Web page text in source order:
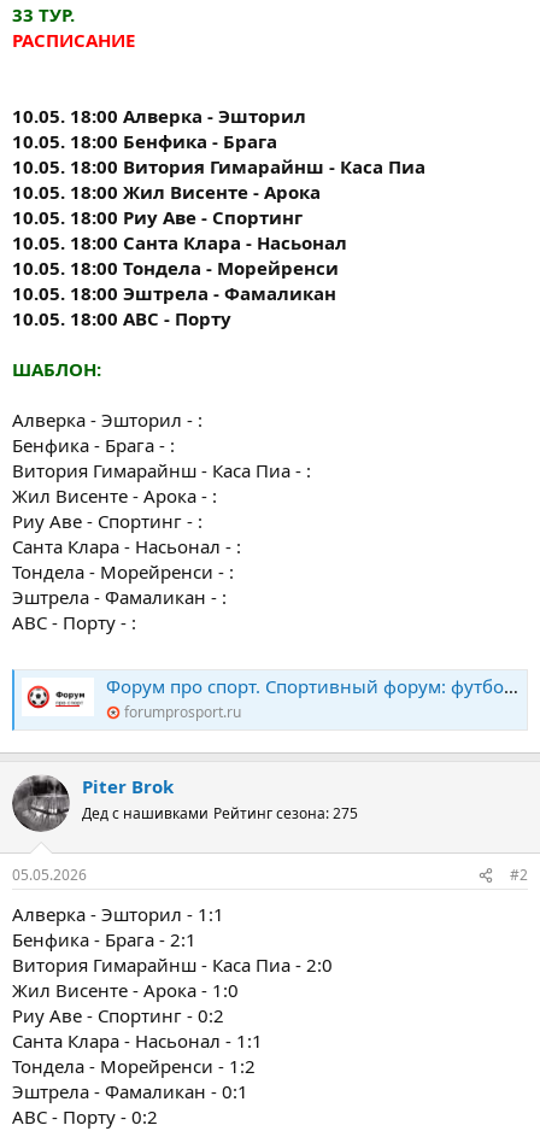
33 ТУР.
РАСПИСАНИЕ
10.05. 18:00 Алверка - Эшторил
10.05. 18:00 Бенфика - Брага
10.05. 18:00 Витория Гимарайнш - Каса Пиа
10.05. 18:00 Жил Висенте - Арока
10.05. 18:00 Риу Аве - Спортинг
10.05. 18:00 Санта Клара - Насьонал
10.05. 18:00 Тондела - Морейренси
10.05. 18:00 Эштрела - Фамаликан
10.05. 18:00 ABC - Порту
ШАБЛОН:
Алверка - Эшторил - :
Бенфика - Брага - :
Витория Гимарайнш - Каса Пиа - :
Жил Висенте - Арока - :
Риу Аве - Спортинг - :
Санта Клара - Насьонал - :
Тондела - Морейренси - :
Эштрела - Фамаликан - :
ABC - Порту - :
Форум про спорт. Спортивный форум: футбол, хоккей, биатлон, теннис. Конкурс прогнозов
forumprosport.ru
Piter Brok
Дед с нашивками Рейтинг сезона: 275
05.05.2026 #2
Алверка - Эшторил - 1:1
Бенфика - Брага - 2:1
Витория Гимарайнш - Каса Пиа - 2:0
Жил Висенте - Арока - 1:0
Риу Аве - Спортинг - 0:2
Санта Клара - Насьонал - 1:1
Тондела - Морейренси - 1:2
Эштрела - Фамаликан - 0:1
ABC - Порту - 0:2